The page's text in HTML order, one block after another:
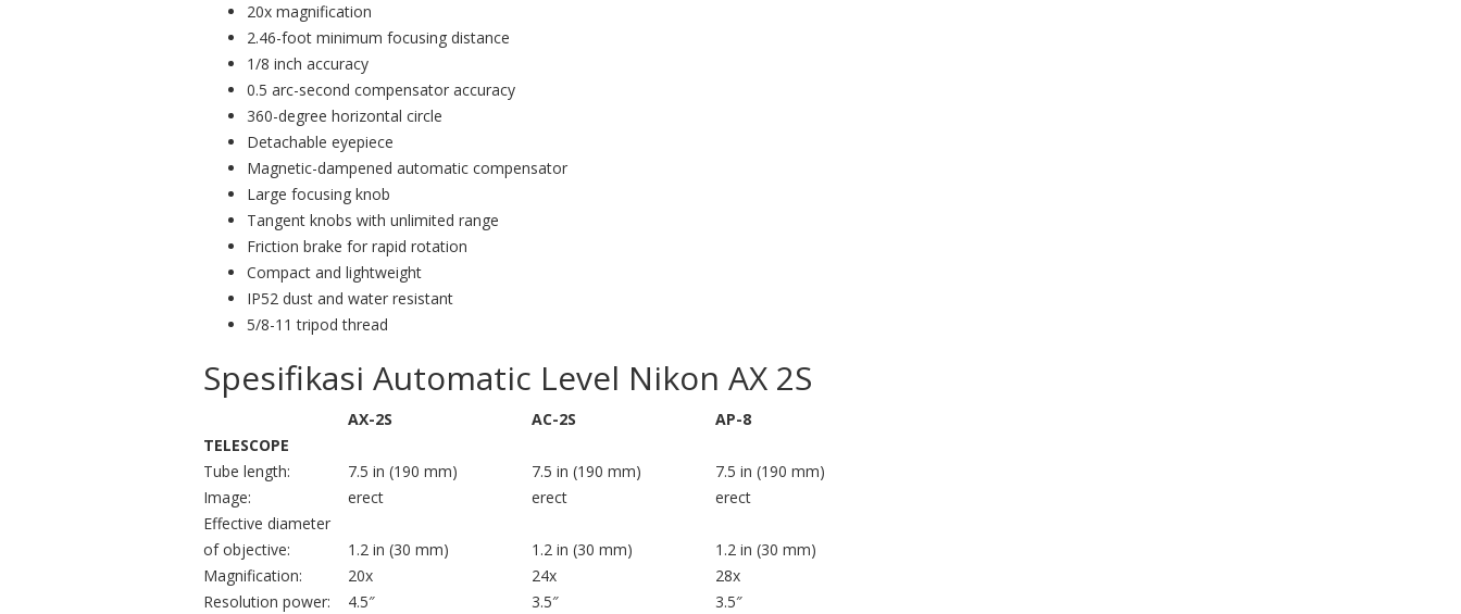
20x magnification
2.46-foot minimum focusing distance
1/8 inch accuracy
0.5 arc-second compensator accuracy
360-degree horizontal circle
Detachable eyepiece
Magnetic-dampened automatic compensator
Large focusing knob
Tangent knobs with unlimited range
Friction brake for rapid rotation
Compact and lightweight
IP52 dust and water resistant
5/8-11 tripod thread
Spesifikasi Automatic Level Nikon AX 2S
AX-2S AC-2S
AP-8
TELESCOPE
Tube length:
7.5 in (190 mm) 7.5 in (190 mm)
7.5 in (190 mm)
Image:
erect erect
erect
Effective diameter
of objective:
1.2 in (30 mm) 1.2 in (30 mm)
1.2 in (30 mm)
Magnification:
20x 24x
28x
Resolution power:
4.5″ 3.5″
3.5″